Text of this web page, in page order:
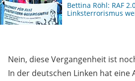
Bettina Röhl: RAF
Linksterrorismus
Nein, diese Vergangenheit ist
In der deutschen Linken hat eine